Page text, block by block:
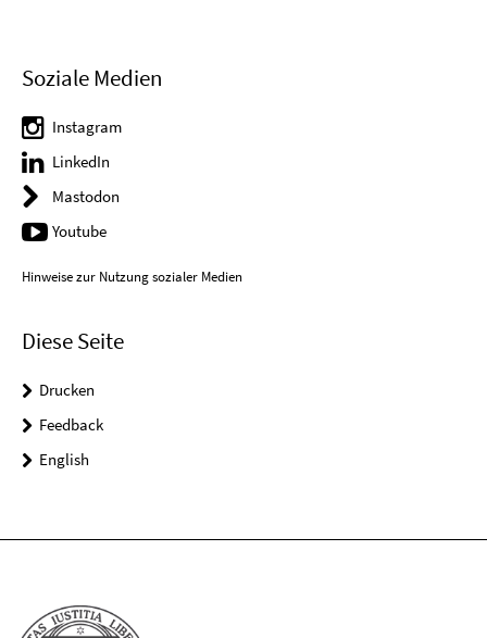
Soziale Medien
Instagram
LinkedIn
Mastodon
Youtube
Hinweise zur Nutzung sozialer Medien
Diese Seite
Drucken
Feedback
English